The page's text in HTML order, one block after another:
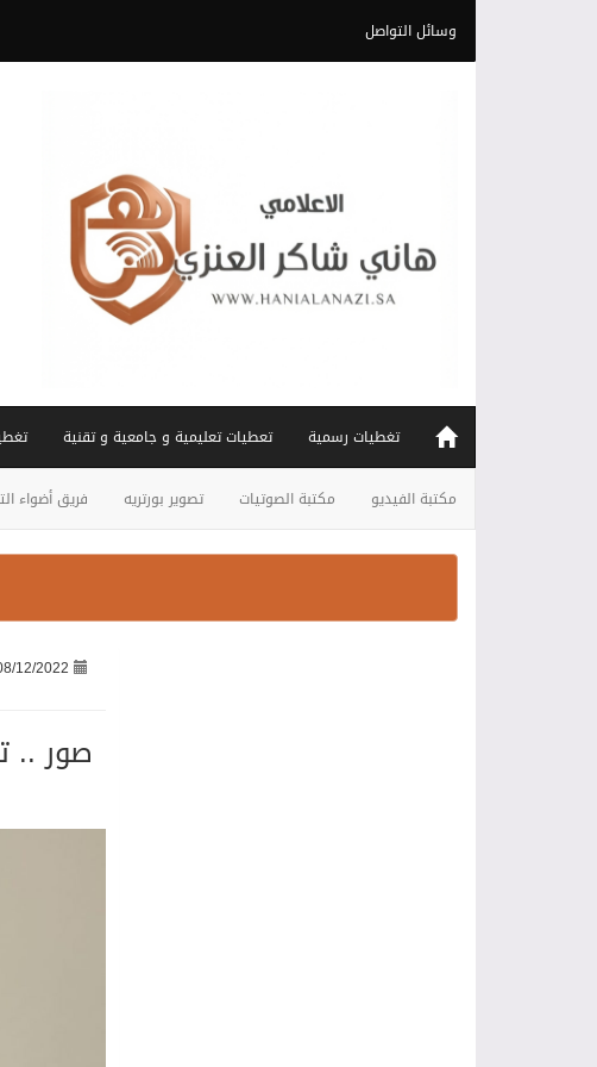
وسائل التواصل
تغطيات رسمية تعطيات تعليمية و جامعية و تقنية
مكتبة الفيديو مكتبة الصوتيات تصوير بورتريه فريق أضواء
12/2022
صور ..